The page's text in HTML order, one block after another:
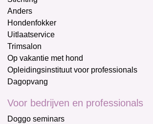
Anders
Hondenfokker
Uitlaatservice
Trimsalon
Op vakantie met hond
Opleidingsinstituut voor professionals
Dagopvang
Voor bedrijven en professionals
Doggo seminars